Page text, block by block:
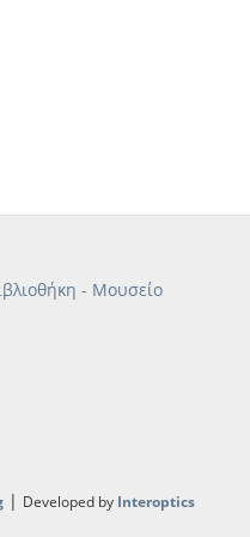
- Μουσείο
| Developed by Interoptics